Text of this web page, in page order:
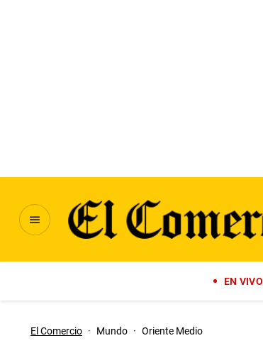
EN VIVO
El Comercio · Mundo · Oriente Medio